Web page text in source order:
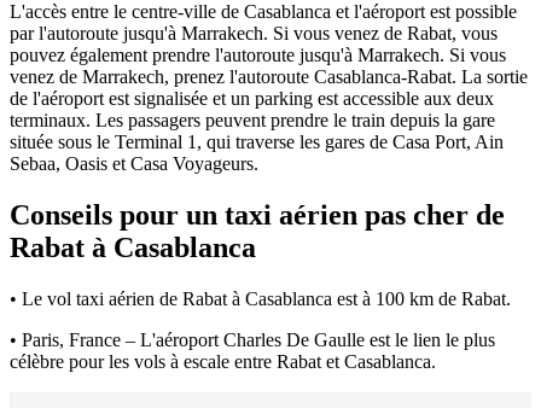
L'accès entre le centre-ville de Casablanca et l'aéroport est possible
par l'autoroute jusqu'à Marrakech. Si vous venez de Rabat, vous
pouvez également prendre l'autoroute jusqu'à Marrakech. Si vous
venez de Marrakech, prenez l'autoroute Casablanca-Rabat. La sortie
de l'aéroport est signalisée et un parking est accessible aux deux
terminaux. Les passagers peuvent prendre le train depuis la gare
située sous le Terminal 1, qui traverse les gares de Casa Port, Ain
Sebaa, Oasis et Casa Voyageurs.
Conseils pour un taxi aérien pas cher de
Rabat à Casablanca
• Le vol taxi aérien de Rabat à Casablanca est à 100 km de Rabat.
• Paris, France – L'aéroport Charles De Gaulle est le lien le plus
célèbre pour les vols à escale entre Rabat et Casablanca.